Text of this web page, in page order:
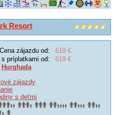
Resort
Cena zájazdu od:
619 €
s príplatkami od:
619 €
Hurghada
zájazdy
s deťmi